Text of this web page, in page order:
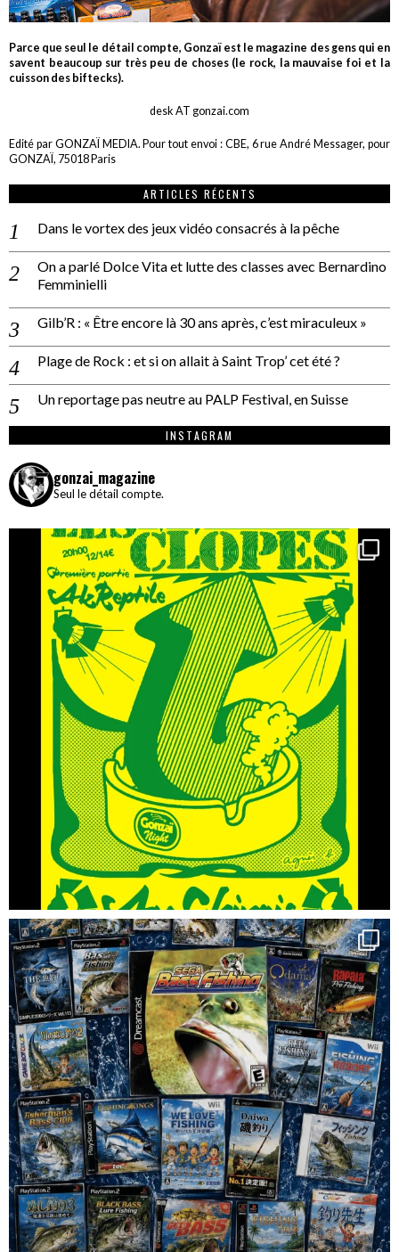
Parce que seul le détail compte, Gonzaï est le magazine des gens qui en
savent beaucoup sur très peu de choses (le rock, la mauvaise foi et la
cuisson des biftecks).
desk AT gonzai.com
Edité par GONZAÏ MEDIA. Pour tout envoi : CBE, 6 rue André Messager, pour
GONZAÏ, 75018 Paris
ARTICLES RÉCENTS
Dans le vortex des jeux vidéo consacrés à la pêche
On a parlé Dolce Vita et lutte des classes avec Bernardino
Femminielli
Gilb’R : « Être encore là 30 ans après, c’est miraculeux »
Plage de Rock : et si on allait à Saint Trop’ cet été ?
Un reportage pas neutre au PALP Festival, en Suisse
INSTAGRAM
gonzai_magazine
Seul le détail compte.